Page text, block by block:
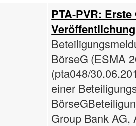
PTA-PVR:
BörseG (ESMA
(pta048/
einer
Group Bank AG,